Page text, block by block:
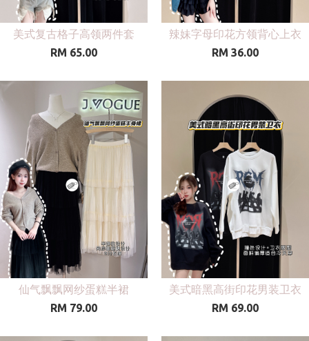
美式复古格子高领两件套
RM 65.00
辣妹字母印花方领背心上衣
RM 36.00
仙气飘飘网纱蛋糕半裙
RM 79.00
美式暗黑高街印花男装卫衣
RM 69.00